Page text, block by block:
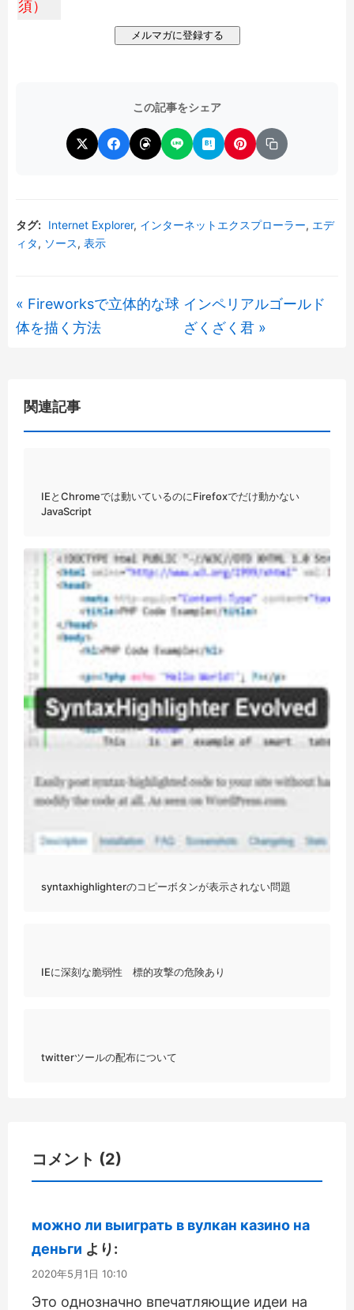
須）
この記事をシェア
タグ: Internet Explorer, インターネットエクスプローラー, エデ
ィタ, ソース, 表示
« Fireworksで立体的な球
体を描く方法
インペリアルゴールド
ざくざく君 »
関連記事
IEとChromeでは動いているのにFirefoxでだけ動かない
JavaScript
syntaxhighlighterのコピーボタンが表示されない問題
IEに深刻な脆弱性 標的攻撃の危険あり
twitterツールの配布について
コメント (2)
можно ли выиграть в вулкан казино на
деньги より:
2020年5月1日 10:10
Это однозначно впечатляющие идеи на